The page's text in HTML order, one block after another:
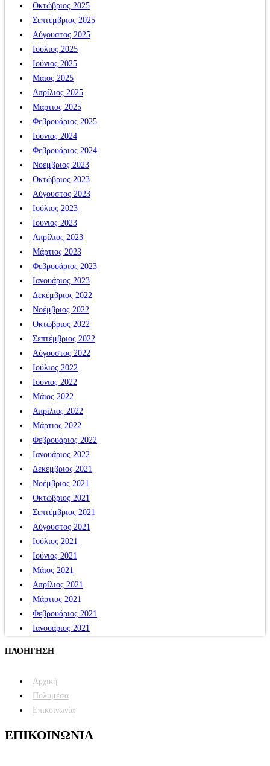
Οκτώβριος 2025
Σεπτέμβριος 2025
Αύγουστος 2025
Ιούλιος 2025
Ιούνιος 2025
Μάιος 2025
Απρίλιος 2025
Μάρτιος 2025
Φεβρουάριος 2025
Ιούνιος 2024
Φεβρουάριος 2024
Νοέμβριος 2023
Οκτώβριος 2023
Αύγουστος 2023
Ιούλιος 2023
Ιούνιος 2023
Απρίλιος 2023
Μάρτιος 2023
Φεβρουάριος 2023
Ιανουάριος 2023
Δεκέμβριος 2022
Νοέμβριος 2022
Οκτώβριος 2022
Σεπτέμβριος 2022
Αύγουστος 2022
Ιούλιος 2022
Ιούνιος 2022
Μάιος 2022
Απρίλιος 2022
Μάρτιος 2022
Φεβρουάριος 2022
Ιανουάριος 2022
Δεκέμβριος 2021
Νοέμβριος 2021
Οκτώβριος 2021
Σεπτέμβριος 2021
Αύγουστος 2021
Ιούλιος 2021
Ιούνιος 2021
Μάιος 2021
Απρίλιος 2021
Μάρτιος 2021
Φεβρουάριος 2021
Ιανουάριος 2021
ΠΛΟΗΓΗΣΗ
Αρχική
Πολυμέσα
Επικοινωνία
ΕΠΙΚΟΙΝΩΝΙΑ